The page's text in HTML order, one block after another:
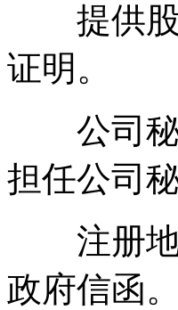
提供股
证明。
公司秘
担任公司秘
注册地
政府信函。